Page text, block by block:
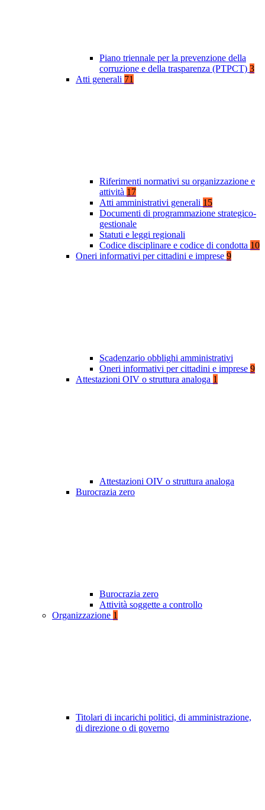
Piano triennale per la prevenzione della
corruzione e della trasparenza (PTPCT) 3
Atti generali 71
Riferimenti normativi su organizzazione e
attività 17
Atti amministrativi generali 15
Documenti di programmazione strategico-
gestionale
Statuti e leggi regionali
Codice disciplinare e codice di condotta 10
Oneri informativi per cittadini e imprese 9
Scadenzario obblighi amministrativi
Oneri informativi per cittadini e imprese 9
Attestazioni OIV o struttura analoga 1
Attestazioni OIV o struttura analoga
Burocrazia zero
Burocrazia zero
Attività soggette a controllo
Organizzazione 1
Titolari di incarichi politici, di amministrazione,
di direzione o di governo